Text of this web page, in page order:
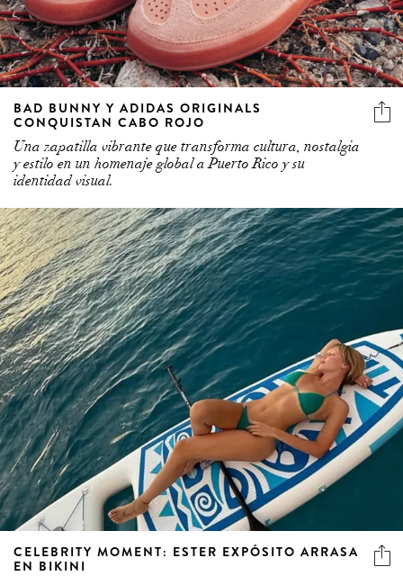
BAD BUNNY Y ADIDAS ORIGINALS
CONQUISTAN CABO ROJO
Una zapatilla vibrante que transforma cultura, nostalgia
y estilo en un homenaje global a Puerto Rico y su
identidad visual.
CELEBRITY MOMENT: ESTER EXPÓSITO ARRASA
EN BIKINI